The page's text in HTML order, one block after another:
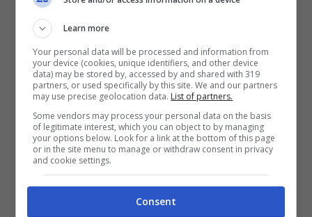
completo.
La ricercatrice ha precisato che non può
essere stabilito un nesso causale, ma si
tratta comunque di una possibilità.
Nonostante i ricercatori abbiano precisato
potrebbero seguire altri comportamenti
Learn more
Your personal data will be processed and information from
your device (cookies, unique identifiers, and other device
data) may be stored by, accessed by and shared with 319
partners, or used specifically by this site. We and our partners
may use precise geolocation data. List of partners.
Some vendors may process your personal data on the basis
of legitimate interest, which you can object to by managing
your options below. Look for a link at the bottom of this page
or in the site menu to manage or withdraw consent in privacy
and cookie settings.
Consent